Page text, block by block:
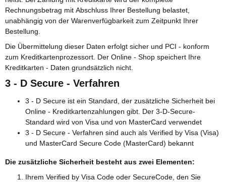
Rechnungsbetrag mit Abschluss Ihrer Bestellung belastet,
unabhängig von der Warenverfügbarkeit zum Zeitpunkt Ihrer
Bestellung.
Die Übermittelung dieser Daten erfolgt sicher und PCI - konform
zum Kreditkartenprozessort. Der Online - Shop speichert Ihre
Kreditkarten - Daten grundsätzlich nicht.
3 - D Secure - Verfahren
3 - D Secure ist ein Standard, der zusätzliche Sicherheit bei
Online - Kreditkartenzahlungen gibt. Der 3-D-Secure-
Standard wird von Visa und von MasterCard verwendet
3 - D Secure - Verfahren sind auch als Verified by Visa (Visa)
und MasterCard Secure Code (MasterCard) bekannt
Die zusätzliche Sicherheit besteht aus zwei Elementen:
Ihrem Verified by Visa Code oder SecureCode, den Sie